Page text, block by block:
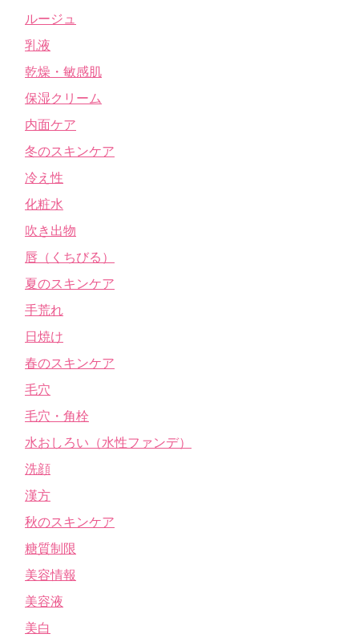
ルージュ
乳液
乾燥・敏感肌
保湿クリーム
内面ケア
冬のスキンケア
冷え性
化粧水
吹き出物
唇（くちびる）
夏のスキンケア
手荒れ
日焼け
春のスキンケア
毛穴
毛穴・角栓
水おしろい（水性ファンデ）
洗顔
漢方
秋のスキンケア
糖質制限
美容情報
美容液
美白